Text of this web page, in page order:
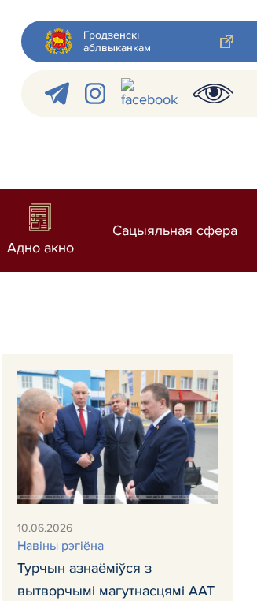
Гродзенскі
аблвыканкам
Адно акно
Сацыяльная сфера
10.06.2026
Навіны рэгіёна
Турчын азнаёміўся з
вытворчымі магутнасцямі ААТ